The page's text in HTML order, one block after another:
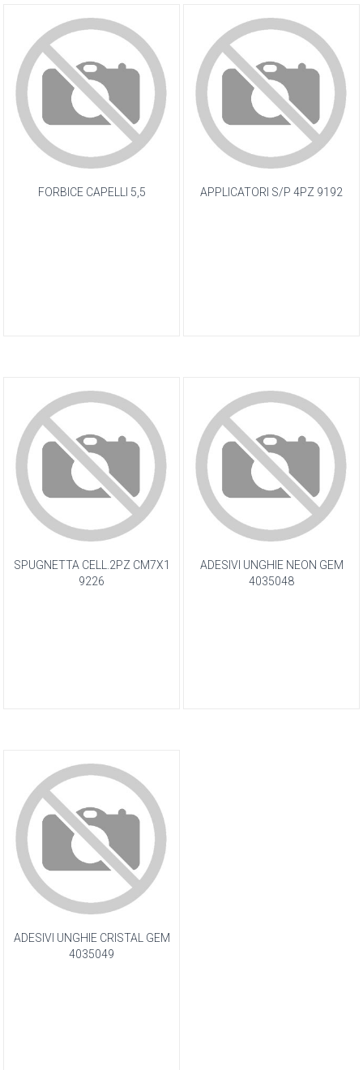
FORBICE CAPELLI 5,5 APPLICATORI S/P 4PZ 9192
SPUGNETTA CELL.2PZ CM7X1
9226
ADESIVI UNGHIE NEON GEM
4035048
ADESIVI UNGHIE CRISTAL GEM
4035049